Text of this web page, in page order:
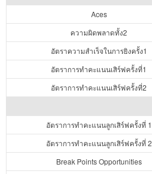
Aces
ความผิดพลาดทั้ง2
อัตราความสำเร็จในการยิงครั้ง1
อัตราการทำคะแนนเสิร์ฟครั้งที่1
อัตราการทำคะแนนเสิร์ฟครั้งที่2
อัตราการทำคะแนนลูกเสิร์ฟครั้งที่ 1
อัตราการทำคะแนนลูกเสิร์ฟครั้งที่ 2
Break Points Opportunities